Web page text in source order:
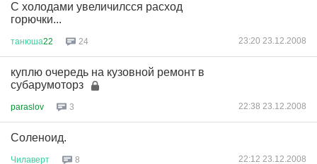
С холодами увеличилсся расход
горючки...
танюша22 24 23:20 23.12.2008
куплю очередь на кузовной ремонт в
субарумоторз
paraslov 3 22:38 23.12.2008
Соленоид.
Чилаверт 8 22:12 23.12.2008